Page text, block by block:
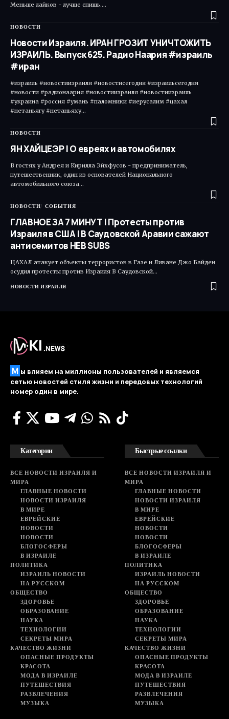
Меньше лайков - лучше спишь.…
НОВОСТИ
Новости Израиля. ИРАН ГРОЗИТ УНИЧТОЖИТЬ
ИЗРАИЛЬ. Выпуск 625. Радио Наария #израиль
#иран
#израиль #новостиизраиля #новостисегодня #израильсегодня
#новости #радионаария #новостиизраиля #новостиизраиль
#украина #россия #умань #паломники #иерусалим #цахал
#нетаньягу #нетаньяху…
НОВОСТИ
ЯН ХАЙЦЕЭР | О евреях и автомобилях
В гостях у Андрея и Кирилла Эйхфусов - предприниматель,
путешественник, один из основателей Национального
автомобильного союза…
НОВОСТИ СОБЫТИЯ
ГЛАВНОЕ ЗА 7 МИНУТ | Протесты против
Израиля в США | В Саудовской Аравии сажают
антисемитов HEB SUBS
ЦАХАЛ атакует объекты террористов в Газе и Ливане Джо Байден
осудил протесты против Израиля В Саудовской…
НОВОСТИ ИЗРАИЛЯ
М ы влияем на миллионы пользователей и являемся
сетью новостей стиля жизни и передовых технологий
номер один в мире.
Категории
ВСЕ НОВОСТИ ИЗРАИЛЯ И
МИРА
ГЛАВНЫЕ НОВОСТИ
НОВОСТИ ИЗРАИЛЯ
В МИРЕ
ЕВРЕЙСКИЕ
НОВОСТИ
НОВОСТИ
БЛОГОСФЕРЫ
В ИЗРАИЛЕ
ПОЛИТИКА
ИЗРАИЛЬ НОВОСТИ
НА РУССКОМ
ОБЩЕСТВО
ЗДОРОВЬЕ
ОБРАЗОВАНИЕ
НАУКА
ТЕХНОЛОГИИ
СЕКРЕТЫ МИРА
КАЧЕСТВО ЖИЗНИ
ОПАСНЫЕ ПРОДУКТЫ
КРАСОТА
МОДА В ИЗРАИЛЕ
ПУТЕШЕСТВИЯ
РАЗВЛЕЧЕНИЯ
МУЗЫКА
Быстрые ссылки
ВСЕ НОВОСТИ ИЗРАИЛЯ И
МИРА
ГЛАВНЫЕ НОВОСТИ
НОВОСТИ ИЗРАИЛЯ
В МИРЕ
ЕВРЕЙСКИЕ
НОВОСТИ
НОВОСТИ
БЛОГОСФЕРЫ
В ИЗРАИЛЕ
ПОЛИТИКА
ИЗРАИЛЬ НОВОСТИ
НА РУССКОМ
ОБЩЕСТВО
ЗДОРОВЬЕ
ОБРАЗОВАНИЕ
НАУКА
ТЕХНОЛОГИИ
СЕКРЕТЫ МИРА
КАЧЕСТВО ЖИЗНИ
ОПАСНЫЕ ПРОДУКТЫ
КРАСОТА
МОДА В ИЗРАИЛЕ
ПУТЕШЕСТВИЯ
РАЗВЛЕЧЕНИЯ
МУЗЫКА